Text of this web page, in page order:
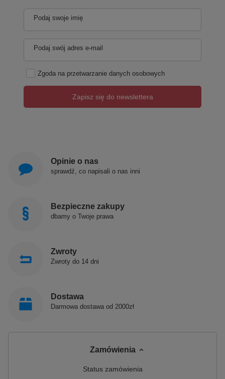
Podaj swoje imię
Podaj swój adres e-mail
Zgoda na przetwarzanie danych osobowych
Zapisz się do newslettera
Opinie o nas
sprawdź, co napisali o nas inni
Bezpieczne zakupy
dbamy o Twoje prawa
Zwroty
Zwroty do 14 dni
Dostawa
Darmowa dostawa od 2000zł
Zamówienia
Status zamówienia